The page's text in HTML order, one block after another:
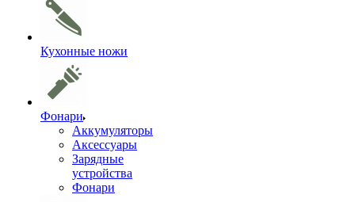
Кухонные ножи
Фонари
Аккумуляторы
Аксессуары
Зарядные
устройства
Фонари